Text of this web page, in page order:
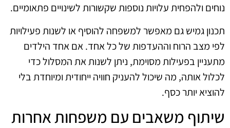
נוחים ולהפחית עלויות נוספות שקשורות לשינויים פתאומיים.
תכנון גמיש גם מאפשר למשפחה להוסיף או לשנות פעילויות
לפי מצב הרוח וההעדפות של כל אחד. אם אחד הילדים
מתעניין בפעילות מסוימת, ניתן לשנות את המסלול כדי
לכלול אותה, מה שיכול להעניק חוויה ייחודית ומיוחדת בלי
להוציא יותר כסף.
שיתוף משאבים עם משפחות אחרות